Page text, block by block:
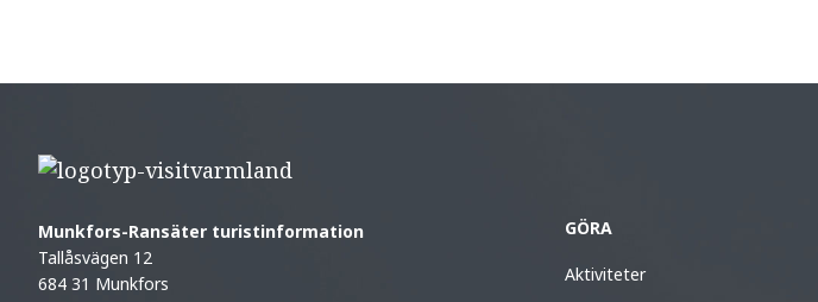
Munkfors-Ransäter turistinformation
Tallåsvägen 12
684 31 Munkfors
GÖRA
Aktiviteter